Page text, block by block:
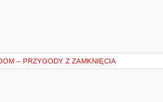
– PRZYGODY Z ZAMKNIĘCIA